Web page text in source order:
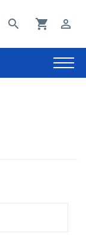
search shopping_cart perm_identity